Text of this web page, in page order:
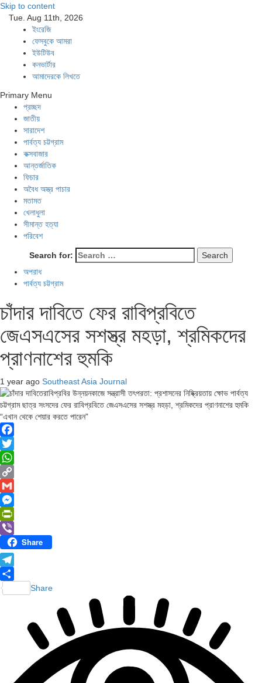
Skip to content
Tue. Aug 11th, 2026
ইংরেজি
ফেসবুকে আমরা
ইউটিউব
কনভার্টার
আমাদেরকে লিখতে
Southeast Asia Journal
In Search of the Truth
Primary Menu
Southeast Asia Journal
প্রচ্ছদ
জাতীয়
সারাদেশ
পার্বত্য চট্টগ্রাম
কক্সবাজার
আন্তর্জাতিক
ফিচার
অবৈধ অস্ত্র পাচার
মতামত
খেলাধুলা
সীমান্ত হত্যা
পরিবেশ
Search for:
অপরাধ
পার্বত্য চট্টগ্রাম
চাঁদার দাবিতে ফের রাবিপ্রবিতে
জেএসএসের সশস্ত্র মহড়া, শ্রমিকদের
প্রাণনাশের হুমকি
1 year ago Southeast Asia Journal
“এখান থেকে শেয়ার করতে পারেন”
Facebook
Twitter
WhatsApp
Copy
Link
Gmail
Messenger
PrintFriendly
Viber Share
Telegram
Share